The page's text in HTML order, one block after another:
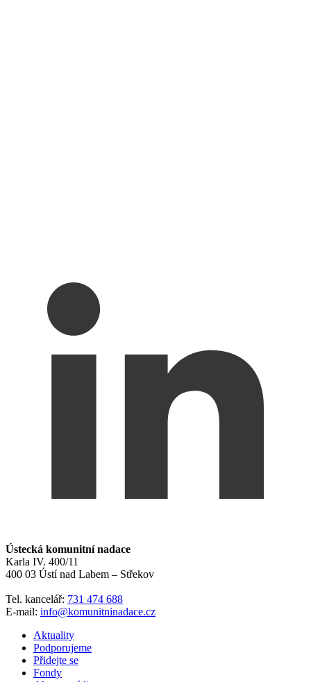
Ústecká komunitní nadace
Karla IV. 400/11
400 03 Ústí nad Labem – Střekov
Tel. kancelář: 731 474 688
E-mail: info@komunitninadace.cz
Aktuality
Podporujeme
Přidejte se
Fondy